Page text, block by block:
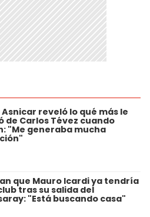
reveló lo qué más le
de Carlos Tévez cuando
"Me generaba mucha
que Mauro Icardi ya tendría
tras su salida del
"Está buscando casa"